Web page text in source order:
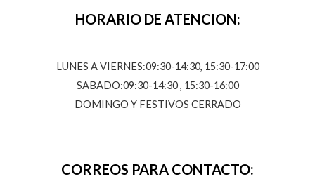
HORARIO DE ATENCION:
LUNES A VIERNES:09:30-14:30, 15:30-17:00
SABADO:09:30-14:30 , 15:30-16:00
DOMINGO Y FESTIVOS CERRADO
CORREOS PARA CONTACTO: